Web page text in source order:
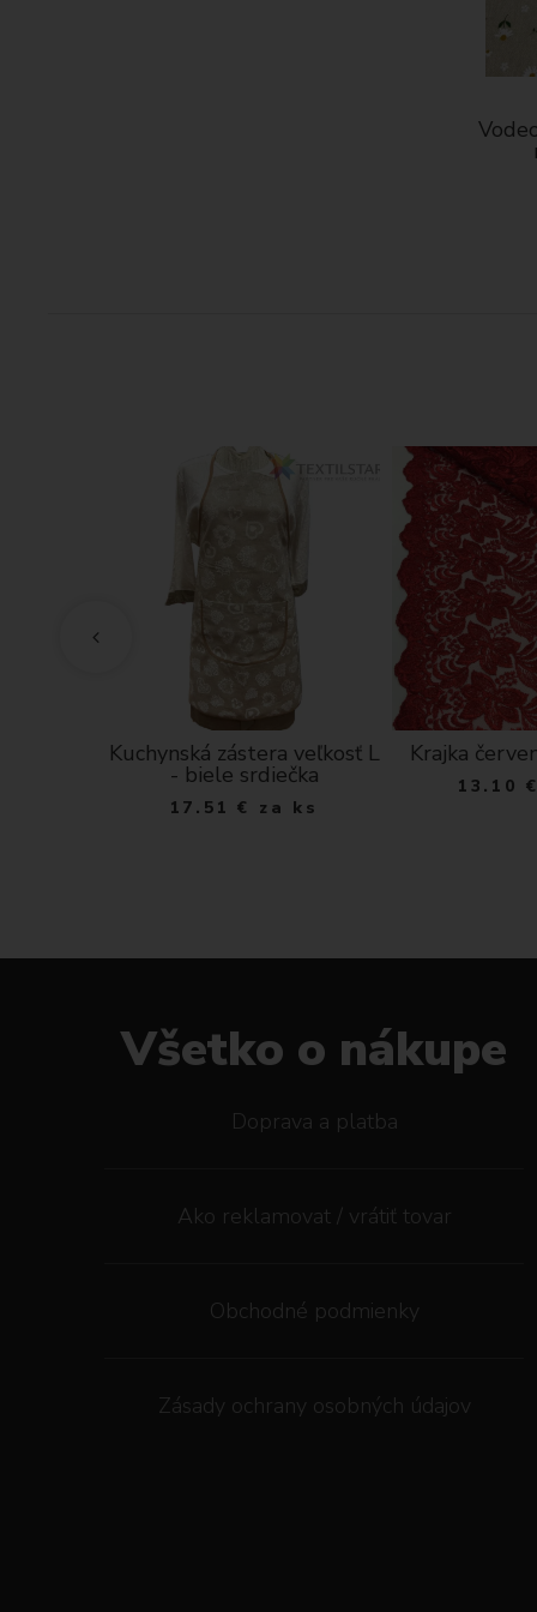
Kuchynská zástera veľkosť L
- biele srdiečka
17.51 € za ks
Krajka
13.10
Všetko o nákupe
Doprava a platba
Ako reklamovat / vrátiť tovar
Obchodné podmienky
Zásady ochrany osobných údajov